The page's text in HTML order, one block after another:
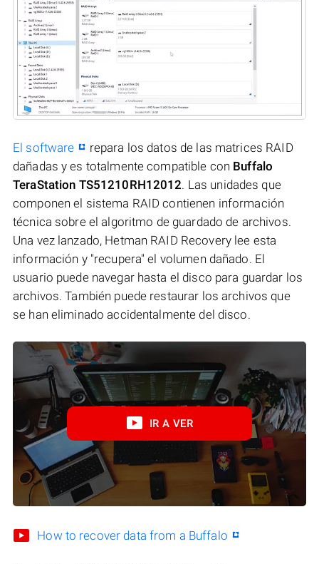
El software
repara los datos de las matrices RAID
dañadas y es totalmente compatible con Buffalo
TeraStation TS51210RH12012. Las unidades que
componen el sistema RAID contienen información
técnica sobre el algoritmo de guardado de archivos.
Una vez lanzado, Hetman RAID Recovery lee esta
información y "recupera" el volumen dañado. El
usuario puede navegar hasta el disco para guardar los
archivos. También puede restaurar los archivos que
se han eliminado accidentalmente del disco.
IR A VER
How to recover data from a Buffalo